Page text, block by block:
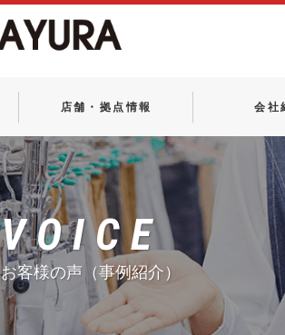
店舗・拠点情報 会社
VOICE
お客様の声（事例紹介）